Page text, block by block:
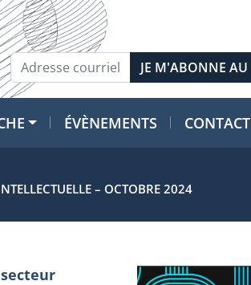
ÉVÈNEMENTS CONTACT
– OCTOBRE 2024